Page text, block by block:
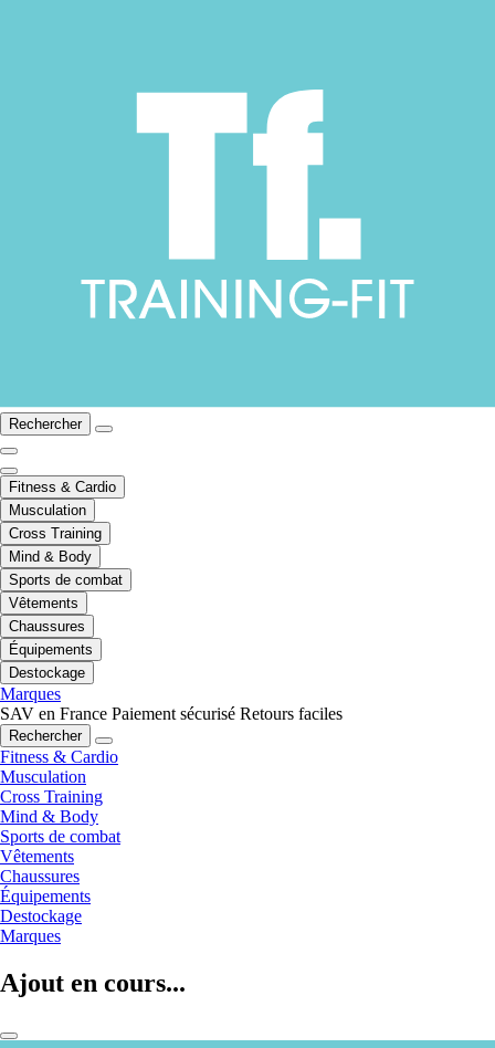
Rechercher
Fitness & Cardio
Musculation
Cross Training
Mind & Body
Sports de combat
Vêtements
Chaussures
Équipements
Destockage
Marques
SAV en France Paiement sécurisé Retours faciles
Rechercher
Fitness & Cardio
Musculation
Cross Training
Mind & Body
Sports de combat
Vêtements
Chaussures
Équipements
Destockage
Marques
Ajout en cours...